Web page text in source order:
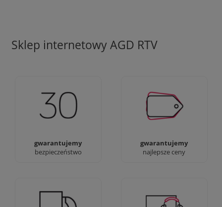
Sklep internetowy AGD RTV
gwarantujemy
bezpieczeństwo
Jesteśmy firmą z 30-
gwarantujemy
najlepsze ceny
Ciężko pracujemy aby
zapewnić najlepsze